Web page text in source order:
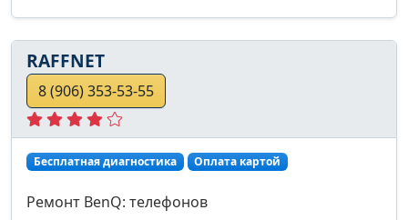
RAFFNET
8 (906) 353-53-55
Бесплатная диагностика Оплата картой
Ремонт BenQ: телефонов